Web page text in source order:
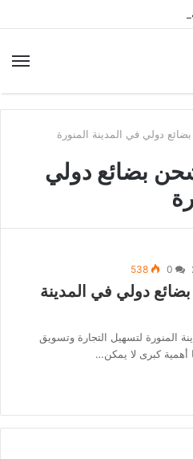
دولي في المدينة المنورة
بضائع دولي
538
بضائع دولي في المدينة
المنورة لتسهيل التجارة وتسويق
أهمية كبرى لا يمكن…